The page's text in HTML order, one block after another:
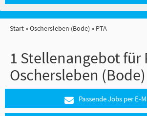
Start Oschersleben (Bode) PTA
1 Stellenangebot für
Oschersleben (Bode)
Passende Jobs per E-